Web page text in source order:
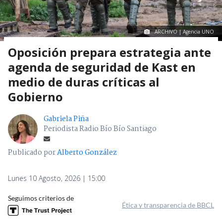
ARCHIVO | Agencia UNO
Oposición prepara estrategia ante
agenda de seguridad de Kast en
medio de duras críticas al
Gobierno
Gabriela Piña
Periodista Radio Bío Bío Santiago
Publicado porAlberto González
Lunes 10 Agosto, 2026 | 15:00
Seguimos criterios de
Ética y transparencia de BBCL